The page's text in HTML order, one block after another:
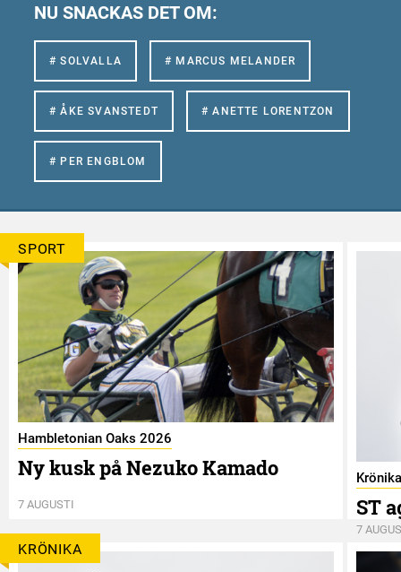
NU SNACKAS DET OM:
# SOLVALLA # MARCUS MELANDER
# ÅKE SVANSTEDT # ANETTE LORENTZON
# PER ENGBLOM
SPORT
Hambletonian Oaks 2026
Ny kusk på Nezuko Kamado
7 AUGUSTI
Krönika
ST
7
KRÖNIKA